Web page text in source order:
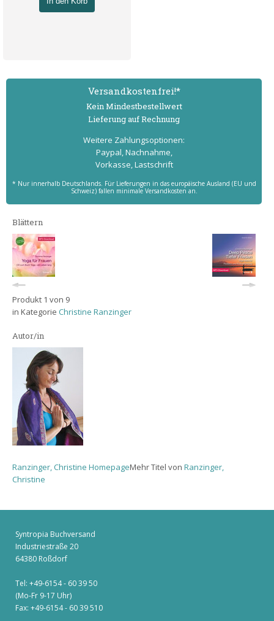
Versand­kostenfrei!*
Kein Mindest­bestell­wert
Lieferung auf Rechnung
Weitere Zahlungs­optionen:
Paypal, Nachnahme,
Vorkasse, Lastschrift
* Nur innerhalb Deutschlands. Für Lieferungen in das europäische Ausland (EU und
Schweiz) fallen minimale Versandkosten an.
Blättern
Produkt 1 von 9
in Kategorie Christine Ranzinger
Autor/in
Ranzinger, Christine HomepageMehr Titel von Ranzinger,
Christine
Syntropia Buchversand
Industriestraße 20
64380 Roßdorf
Tel: +49-6154 - 60 39 50
(Mo-Fr 9-17 Uhr)
Fax: +49-6154 - 60 39 510